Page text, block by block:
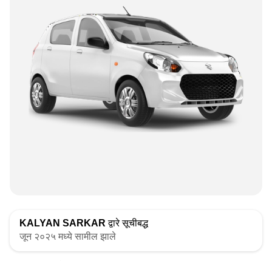
KALYAN SARKAR द्वारे सूचीबद्ध
जून २०२५ मध्ये सामील झाले